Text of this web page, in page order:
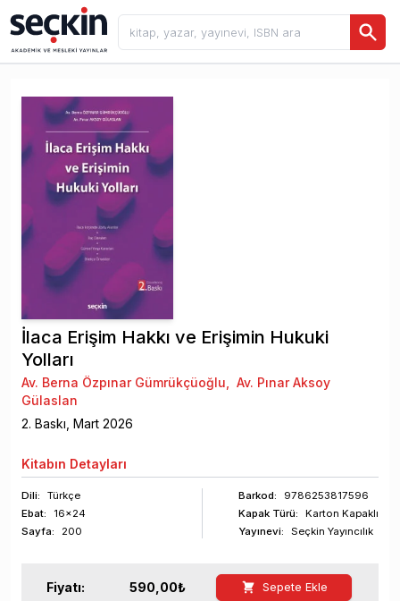
İlaca Erişim Hakkı ve Erişimin Hukuki
Yolları
Av. Berna Özpınar Gümrükçüoğlu, Av. Pınar Aksoy
Gülaslan
2. Baskı, Mart 2026
Kitabın Detayları
Dili:
Türkçe
Ebat:
16x24
Sayfa: 200
Barkod:
9786253817596
Kapak Türü:
Karton Kapaklı
Yayınevi:
Seçkin Yayıncılık
Fiyatı: 590,00₺ Sepete Ekle